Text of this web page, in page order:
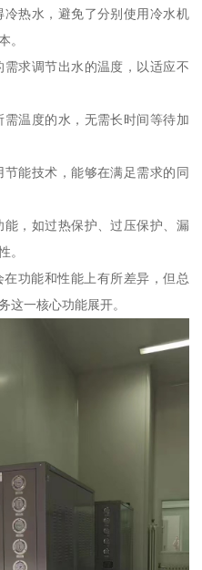
热水，避免了分别使用冷水机
。
求调节出水的温度，以适应不
温度的水，无需长时间等待加
能技术，能够在满足需求的同
，如过热保护、过压保护、漏
。
功能和性能上有所差异，但总
这一核心功能展开。